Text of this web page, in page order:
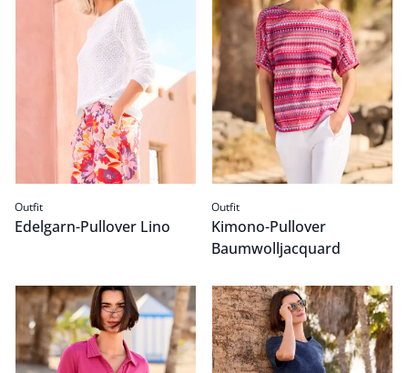
Outfit
Edelgarn-Pullover Lino
Outfit
Kimono-Pullover
Baumwolljacquard
Poloshirt Lochstickerei
Passform Outfit. Jacquardkleid
Passform Outfit.